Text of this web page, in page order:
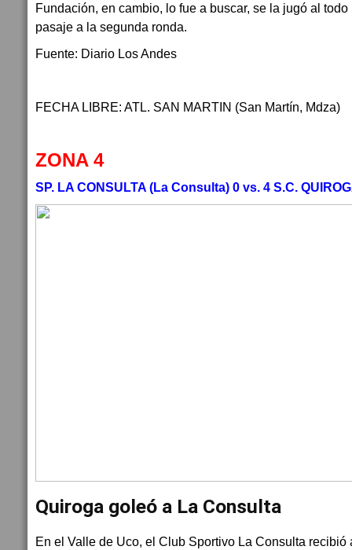
Fundación, en cambio, lo fue a buscar, se la jugó al
pasaje a la segunda ronda.
Fuente: Diario Los Andes
FECHA LIBRE: ATL. SAN MARTIN (San Martín, Mdza)
ZONA 4
SP. LA CONSULTA (La Consulta) 0 vs. 4 S.C.
Quiroga goleó a La Consulta
En el Valle de Uco, el Club Sportivo La Consulta